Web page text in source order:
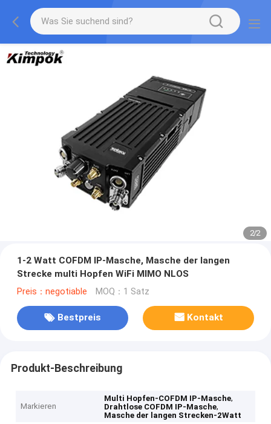
2/2
1-2 Watt COFDM IP-Masche, Masche der langen
Strecke multi Hopfen WiFi MIMO NLOS
Preis：negotiable MOQ：1 Satz
Bestpreis Kontakt
Produkt-Beschreibung
Markieren
Multi Hopfen-COFDM IP-Masche,
Drahtlose COFDM IP-Masche,
Masche der langen Strecken-2Watt